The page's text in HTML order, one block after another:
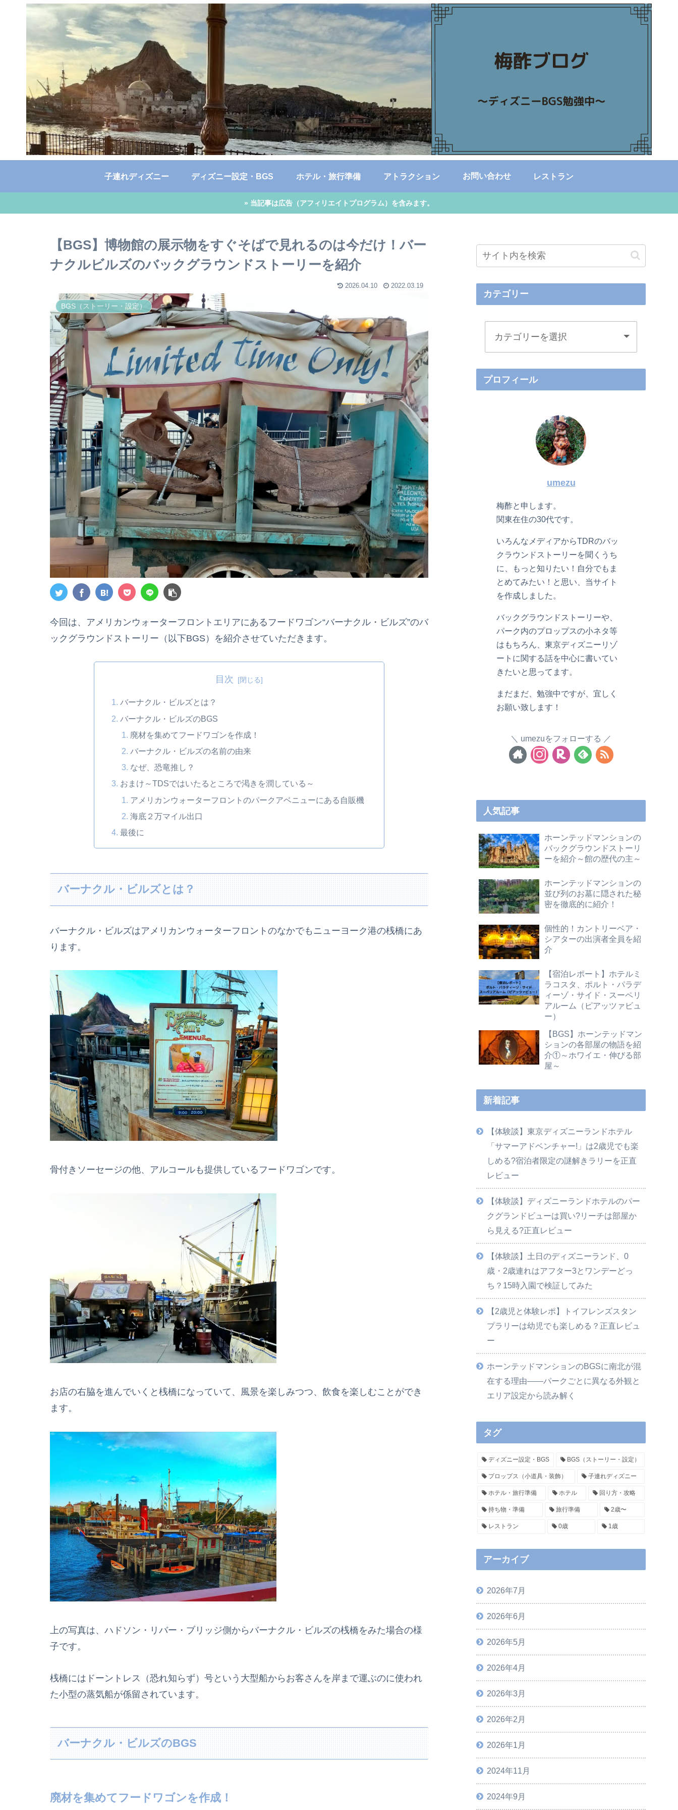
子連れディズニー ディズニー設定・BGS ホテル・旅行準備 アトラクション お問い合わせ レストラン
» 当記事は広告（アフィリエイトプログラム）を含みます。
【BGS】博物館の展示物をすぐそばで見れるのは今だけ！バー
ナクルビルズのバックグラウンドストーリーを紹介
2026.04.10 2022.03.19
BGS（ストーリー・設定）
今回は、アメリカンウォーターフロントエリアにあるフードワゴン“バーナクル・ビルズ”のバ
ックグラウンドストーリー（以下BGS）を紹介させていただきます。
目次
バーナクル・ビルズとは？
バーナクル・ビルズのBGS
廃材を集めてフードワゴンを作成！
バーナクル・ビルズの名前の由来
なぜ、恐竜推し？
おまけ～TDSではいたるところで渇きを潤している～
アメリカンウォーターフロントのパークアベニューにある自販機
海底２万マイル出口
最後に
バーナクル・ビルズとは？
バーナクル・ビルズはアメリカンウォーターフロントのなかでもニューヨーク港の桟橋にあ
ります。
骨付きソーセージの他、アルコールも提供しているフードワゴンです。
お店の右脇を進んでいくと桟橋になっていて、風景を楽しみつつ、飲食を楽しむことができ
ます。
上の写真は、ハドソン・リバー・ブリッジ側からバーナクル・ビルズの桟橋をみた場合の様
子です。
桟橋にはドーントレス（恐れ知らず）号という大型船からお客さんを岸まで運ぶのに使われ
た小型の蒸気船が係留されています。
バーナクル・ビルズのBGS
廃材を集めてフードワゴンを作成！
カテゴリー
プロフィール
umezu
梅酢と申します。
関東在住の30代です。
いろんなメディアからTDRのバッ
クラウンドストーリーを聞くうち
に、もっと知りたい！自分でもま
とめてみたい！と思い、当サイト
を作成しました。
バックグラウンドストーリーや、
パーク内のプロップスの小ネタ等
はもちろん、東京ディズニーリゾ
ートに関する話を中心に書いてい
きたいと思ってます。
まだまだ、勉強中ですが、宜しく
お願い致します！
umezuをフォローする
人気記事
ホーンテッドマンションの
バックグラウンドストーリ
ーを紹介～館の歴代の主～
ホーンテッドマンションの
並び列のお墓に隠された秘
密を徹底的に紹介！
個性的！カントリーベア・
シアターの出演者全員を紹
介
【宿泊レポート】ホテルミ
ラコスタ、ポルト・パラデ
ィーゾ・サイド・スーペリ
アルーム（ピアッツァビュ
ー）
【BGS】ホーンテッドマン
ションの各部屋の物語を紹
介①～ホワイエ・伸びる部
屋～
新着記事
【体験談】東京ディズニーランドホテル
「サマーアドベンチャー!」は2歳児でも楽
しめる?宿泊者限定の謎解きラリーを正直
レビュー
【体験談】ディズニーランドホテルのパー
クグランドビューは買い?リーチは部屋か
ら見える?正直レビュー
【体験談】土日のディズニーランド、0
歳・2歳連れはアフター3とワンデーどっ
ち？15時入園で検証してみた
【2歳児と体験レポ】トイフレンズスタン
プラリーは幼児でも楽しめる？正直レビュ
ー
ホーンテッドマンションのBGSに南北が混
在する理由——パークごとに異なる外観と
エリア設定から読み解く
タグ
ディズニー設定・BGS BGS（ストーリー・設定）
プロップス（小道具・装飾） 子連れディズニー
ホテル・旅行準備 ホテル 回り方・攻略
持ち物・準備 旅行準備 2歳〜
レストラン 0歳 1歳
アーカイブ
2026年7月
2026年6月
2026年5月
2026年4月
2026年3月
2026年2月
2026年1月
2024年11月
2024年9月